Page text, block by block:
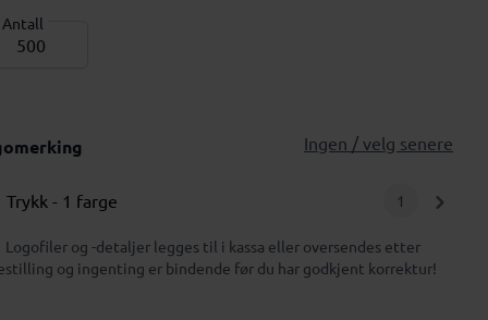
Antall
Ingen / velg senere
Trykk- 1 farge 1
Logofiler og -detaljer legges til i kassa eller oversendes etter
og ingenting er bindende før du har godkjent korrektur!